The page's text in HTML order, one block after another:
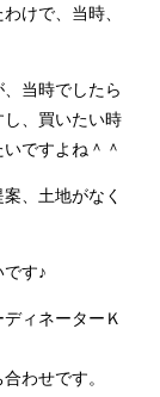
けで、当時、
当時でしたら
、買いたい時
ですよね＾＾
、土地がなく
す♪
ィネーターＫ
わせです。